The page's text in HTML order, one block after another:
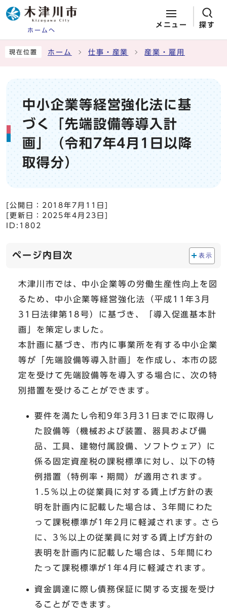
ホームへ
メニュー 探す
現在位置 ホーム 仕事・産業 産業・雇用
中小企業等経営強化法に基
づく「先端設備等導入計
画」（令和7年4月1日以降
取得分）
[公開日： 2018年7月11日
[更新日： 2025年4月23日
ID:1802
ページ内目次 表示
木津川市では、中小企業等の労働生産性向上を図
るため、中小企業等経営強化法（平成11年3月
31日法律第18号）に基づき、「導入促進基本計
画」を策定しました。
本計画に基づき、市内に事業所を有する中小企業
等が「先端設備等導入計画」を作成し、本市の認
定を受けて先端設備等を導入する場合に、次の特
別措置を受けることができます。
要件を満たし令和9年3月31日までに取得し
た設備等（機械および装置、器具および備
品、工具、建物付属設備、ソフトウェア）に
係る固定資産税の課税標準に対し、以下の特
例措置（特例率・期間）が適用されます。
1.5％以上の従業員に対する賃上げ方針の表
明を計画内に記載した場合は、3年間にわた
って課税標準が1年2月に軽減されます。さら
に、3％以上の従業員に対する賃上げ方針の
表明を計画内に記載した場合は、5年間にわ
たって課税標準が1年4月に軽減されます。
資金調達に際し債務保証に関する支援を受け
ることができます。